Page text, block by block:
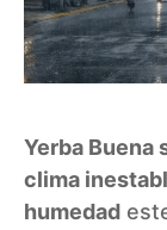
Yerba Buena
clima
humedad